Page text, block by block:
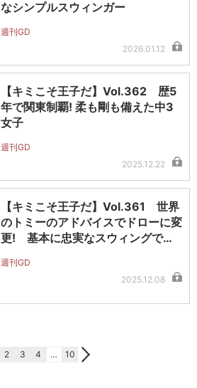
なシンプルスウィンガー
週刊GD
2026.01.12
【キミこそ王子だ】Vol.362 歴5
年で関東制覇! 柔も剛も備えた中3
女子
週刊GD
2025.12.22
【キミこそ王子だ】Vol.361 世界
のトミーのアドバイスでドローに変
更! 基本に忠実なスウィングで…
週刊GD
2025.12.08
2 3 4 … 10